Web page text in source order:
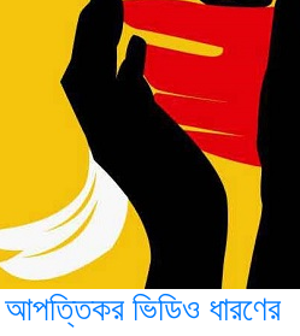
আপত্তিকর ভিডিও ধারণের